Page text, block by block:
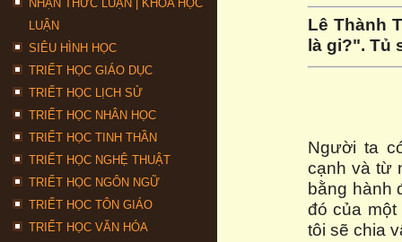
NHẬN THỨC LUẬN | KHOA HỌC
LUẬN
SIÊU HÌNH HỌC
TRIẾT HỌC GIÁO DỤC
TRIẾT HỌC LỊCH SỬ
TRIẾT HỌC NHÂN HỌC
TRIẾT HỌC TINH THẦN
TRIẾT HỌC NGHỆ THUẬT
TRIẾT HỌC NGÔN NGỮ
TRIẾT HỌC TÔN GIÁO
TRIẾT HỌC VĂN HÓA
Lê Thành
là gi?". Tủ
Người ta
cạnh và từ
bằng hành
đó của một
tôi sẽ chia